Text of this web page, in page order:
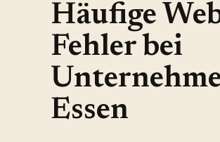
Häufige
Fehler bei
Essen